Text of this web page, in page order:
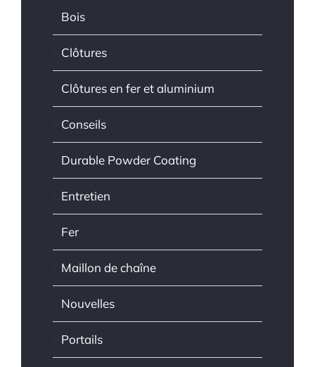
Bois
Clôtures
Clôtures en fer et aluminium
Conseils
Durable Powder Coating
Entretien
Fer
Maillon de chaîne
Nouvelles
Portails